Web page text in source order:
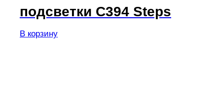
подсветки C394 Steps
В корзину